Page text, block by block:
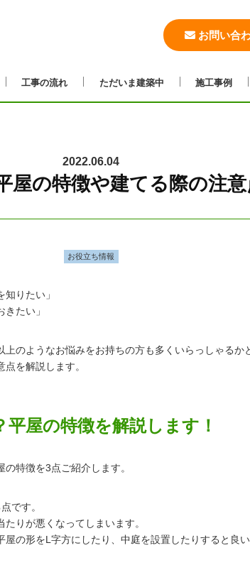
お問い合
工事の流れ ただいま建築中 施工事例
2022.06.04
屋の特徴や建てる際の注意
お役立ち情報
りたい」
たい」
のようなお悩みをお持ちの方も多くいらっしゃるか
を解説します。
屋の特徴を解説します！
特徴を3点ご紹介します。
です。
りが悪くなってしまいます。
の形をL字方にしたり、中庭を設置したりすると良い